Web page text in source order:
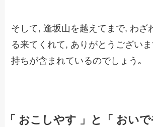
そして, 逢坂山を越えてまで, わざ
る来てくれて, ありがとうござい
持ちが含まれているのでしょう｡
「 おこしやす 」と「 おい